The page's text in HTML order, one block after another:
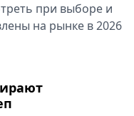
при выборе и
на рынке в 2026